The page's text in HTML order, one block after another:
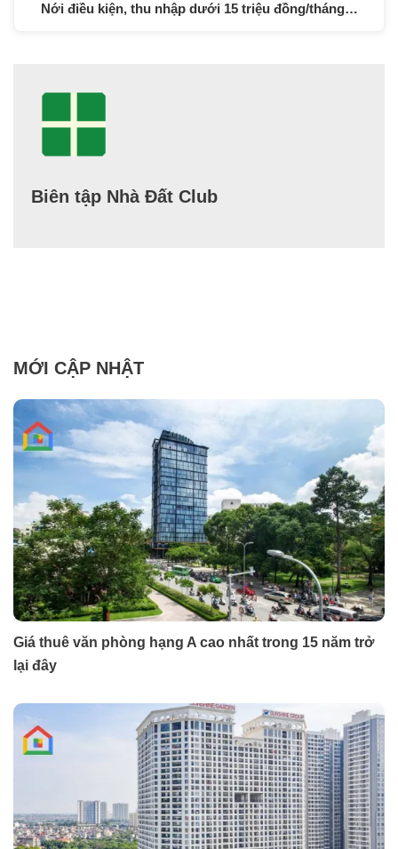
Nới điều kiện, thu nhập dưới 15 triệu đồng/tháng…
Biên tập Nhà Đất Club
MỚI CẬP NHẬT
Giá thuê văn phòng hạng A cao nhất trong 15 năm trở
lại đây